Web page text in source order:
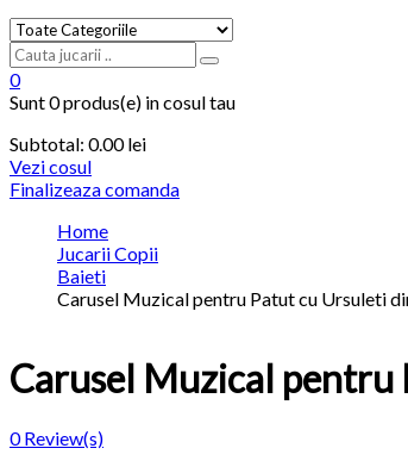
0
Sunt0 produs(e) in cosul tau
Subtotal: 0.00 lei
Vezi cosul
Finalizeaza comanda
Home
Jucarii Copii
Baieti
Carusel Muzical pentru Patut cu Ursuleti
Carusel Muzical
0Review(s)